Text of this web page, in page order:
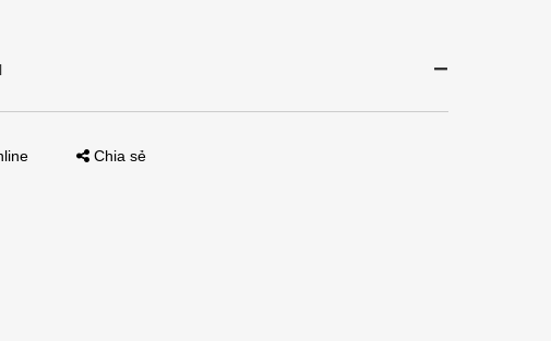
Chia sẻ